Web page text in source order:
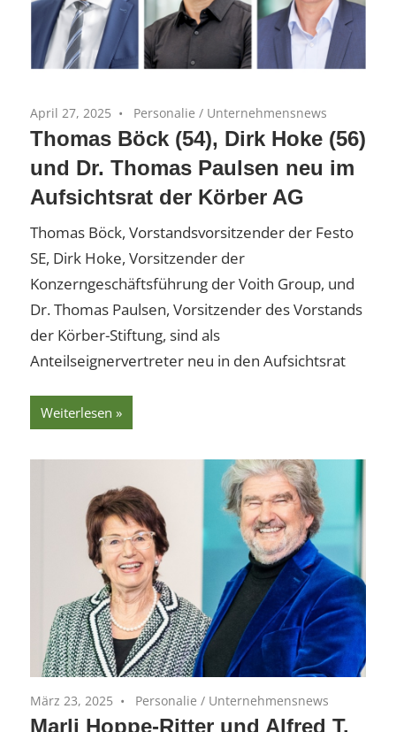
April 27, 2025 Personalie / Unternehmensnews
Thomas Böck (54), Dirk Hoke (56)
und Dr. Thomas Paulsen neu im
Aufsichtsrat der Körber AG
Thomas Böck, Vorstandsvorsitzender der Festo
SE, Dirk Hoke, Vorsitzender der
Konzerngeschäftsführung der Voith Group, und
Dr. Thomas Paulsen, Vorsitzender des Vorstands
der Körber-Stiftung, sind als
Anteilseignervertreter neu in den Aufsichtsrat
Weiterlesen
März 23, 2025 Personalie / Unternehmensnews
Marli Hoppe-Ritter und Alfred T.